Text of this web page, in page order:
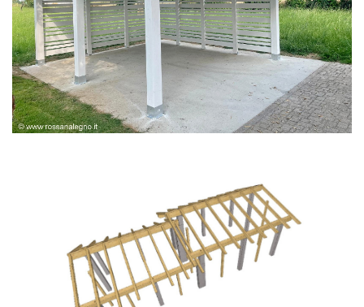
PERGOLA BIANCA SPAZZOLATA